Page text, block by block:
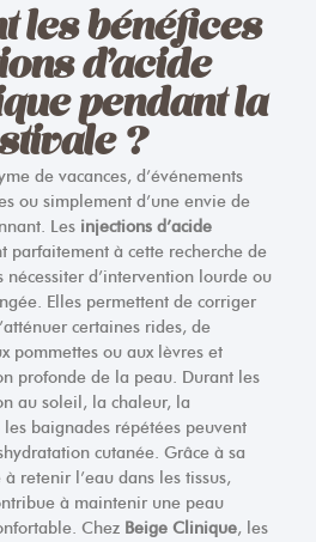
les bénéfices
d’acide
pendant la
?
de vacances, d’événements
ou simplement d’une envie de
Les injections d’acide
parfaitement à cette recherche de
nécessiter d’intervention lourde ou
Elles permettent de corriger
certaines rides, de
pommettes ou aux lèvres et
profonde de la peau. Durant les
au soleil, la chaleur, la
baignades répétées peuvent
cutanée. Grâce à sa
retenir l’eau dans les tissus,
à maintenir une peau
Chez Beige Clinique, les